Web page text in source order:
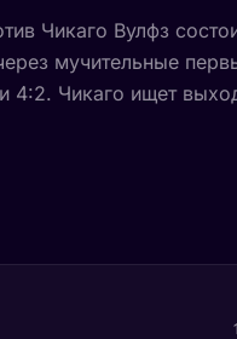
Чикаго Вулфз
мучительные
4:2. Чикаго ищет